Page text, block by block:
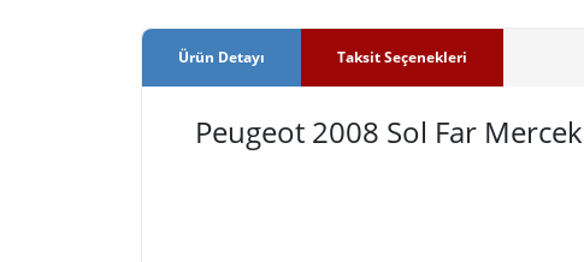
Ürün Detayı Taksit Seçenekleri
Peugeot 2008 Sol Far